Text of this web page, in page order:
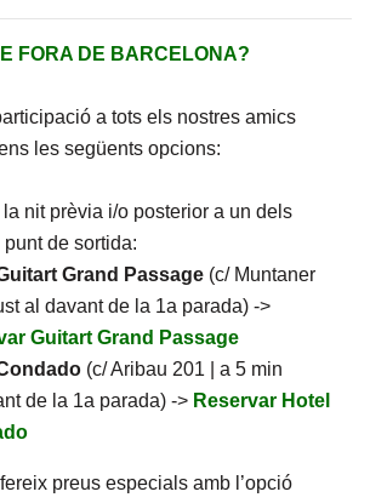
FORA DE BARCELONA?
a tots els nostres amics
les següents opcions:
la nit prèvia i/o posterior a un dels
punt de sortida:
Grand Passage (c/ Muntaner
al davant de la 1a parada) ->
Guitart Grand Passage
(c/ Aribau 201 | a 5 min
de la 1a parada) -> Reservar Hotel
preus especials amb l’opció